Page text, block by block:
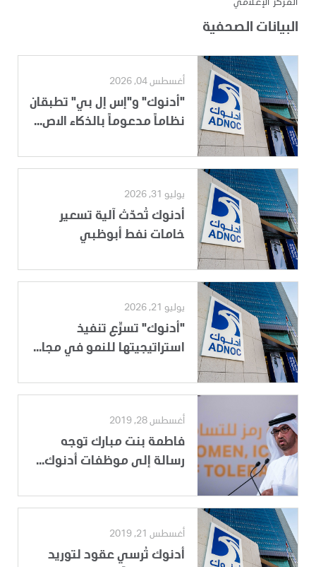
المركز الإعلامي
البيانات الصحفية
أغسطس 04, 2026
"أدنوك" و"إس إل بي" تطبقان
نظاماً مدعوماً بالذكاء الاص...
يوليو 31, 2026
أدنوك تُحدّث آلية تسعير
خامات نفط أبوظبي
يوليو 21, 2026
"أدنوك" تسرِّع تنفيذ
استراتيجيتها للنمو في مجا...
أغسطس 28, 2019
فاطمة بنت مبارك توجه
رسالة إلى موظفات أدنوك...
أغسطس 21, 2019
أدنوك تُرسي عقود لتوريد